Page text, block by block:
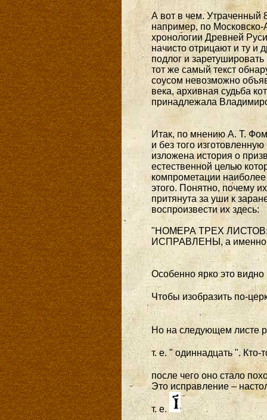
А вот в чем. Утраченный
например, по Московско-
хронологии Древней
начисто отрицают и ту и
подлог и
тот же самый текст
соусом невозможно
века, архивная судьба
принадлежала
Итак, по мнению А. Т.
и без того
изложена история о
естественной целью
компрометации
этого. Понятно, почему
притянута за уши к
воспроизвести их здесь:
"НОМЕРА ТРЕХ ЛИСТОВ:
ИСПРАВЛЕНЫ, а именно,
Особенно ярко это
Чтобы изобразить по-
Но на следующем листе
т. е. " одиннадцать ".
после чего оно стало
Это исправление –
т. е.